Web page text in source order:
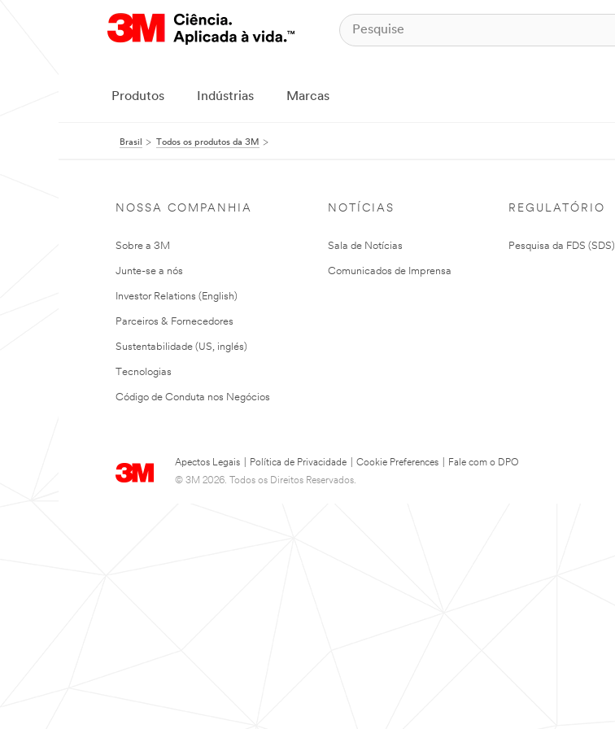
Produtos Indústrias Marcas
Brasil Todos os produtos da 3M
NOSSA COMPANHIA
Sobre a 3M
Junte-se a nós
Investor Relations (English)
Parceiros & Fornecedores
Sustentabilidade (US, inglés)
Tecnologias
Código de Conduta nos Negócios
NOTÍCIAS
Sala de Notícias
Comunicados de Imprensa
REGULATÓRIO
Pesquisa da FDS (SDS)
Apectos Legais Política de Privacidade Cookie Preferences
Fale com o DPO
© 3M 2026. Todos os Direitos Reservados.